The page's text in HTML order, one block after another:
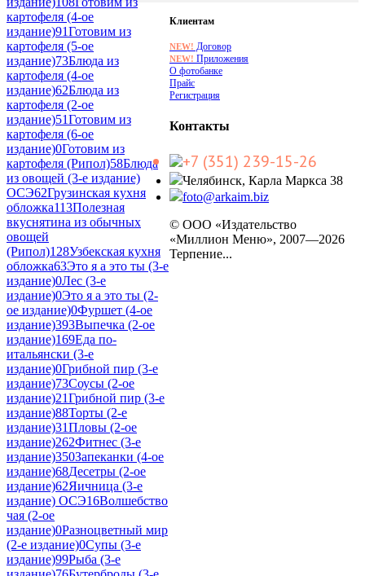
картофеля (4-ое
издание)91Готовим из
картофеля (5-ое
издание)73Блюда из
картофеля (4-ое
издание)62Блюда из
картофеля (2-ое
издание)51Готовим из
картофеля (6-ое
издание)0Готовим из
картофеля (Рипол)58Блюда
из овощей (3-е издание)
ОСЭ62Грузинская кухня
обложка113Полезная
вкуснятина из обычных
овощей
(Рипол)128Узбекская кухня
обложка63Это я а это ты (3-е
издание)0Лес (3-е
издание)0Это я а это ты (2-
ое издание)0Фуршет (4-ое
издание)393Выпечка (2-ое
издание)169Еда по-
итальянски (3-е
издание)0Грибной пир (3-е
издание)73Соусы (2-ое
издание)21Грибной пир (3-е
издание)88Торты (2-е
издание)31Пловы (2-ое
издание)262Фитнес (3-е
издание)350Запеканки (4-ое
издание)68Десетры (2-ое
издание)62Яичница (3-е
издание) ОСЭ16Волшебство
чая (2-ое
издание)0Разноцветный мир
(2-е издание)0Супы (3-е
издание)99Рыба (3-е
Клиентам
NEW! Договор
NEW! Приложения
О фотобанке
Прайс
Регистрация
Контакты
+7 (351) 239-15-26
Челябинск, Карла Маркса 38
foto@arkaim.biz
© ООО «Издательство
«Миллион Меню», 2007—2026
Терпение...